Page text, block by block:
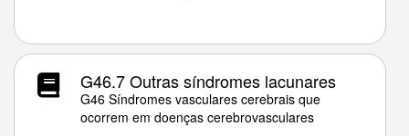
G46.7 Outras síndromes lacunares
G46 Síndromes vasculares cerebrais que
ocorrem em doenças cerebrovasculares